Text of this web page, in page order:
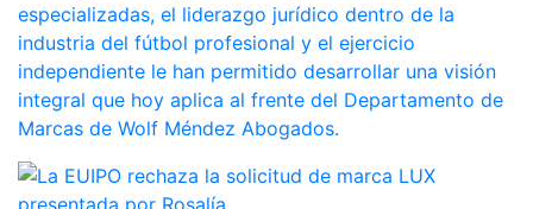
especializadas, el liderazgo jurídico dentro de la
industria del fútbol profesional y el ejercicio
independiente le han permitido desarrollar una visión
integral que hoy aplica al frente del Departamento de
Marcas de Wolf Méndez Abogados.